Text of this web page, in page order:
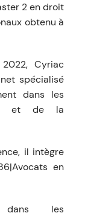
2 en droit
obtenu à
Cyriac
spécialisé
dans les
et de la
il intègre
en
dans les